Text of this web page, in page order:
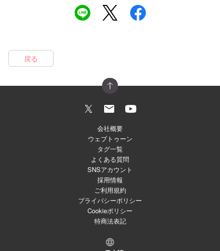
戻る
会社概要
ウェブトゥーン
タグ一覧
よくある質問
SNSアカウント
採用情報
ご利用規約
プライバシーポリシー
Cookieポリシー
特商法表記